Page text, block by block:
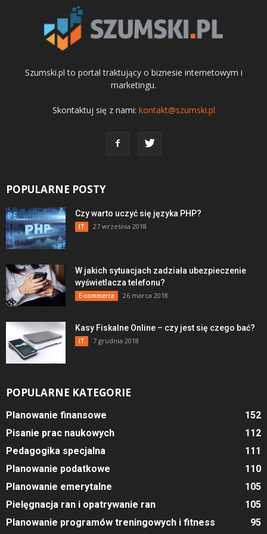
Szumski.pl to portal traktujący o biznesie internetowym i
marketingu.
Skontaktuj się z nami: kontakt@szumski.pl
POPULARNE POSTY
Czy warto uczyć się języka PHP?
IT 27 września 2018
W jakich sytuacjach zadziała ubezpieczenie
wyświetlacza telefonu?
E-commerce 26 marca 2018
Kasy Fiskalne Online – czy jest się czego bać?
IT 7 grudnia 2018
POPULARNE KATEGORIE
Planowanie finansowe
152
Pisanie prac naukowych
112
Pedagogika specjalna
111
Planowanie podatkowe
110
Planowanie emerytalne
105
Pielęgnacja ran i opatrywanie ran
105
Planowanie programów treningowych i fitness
95